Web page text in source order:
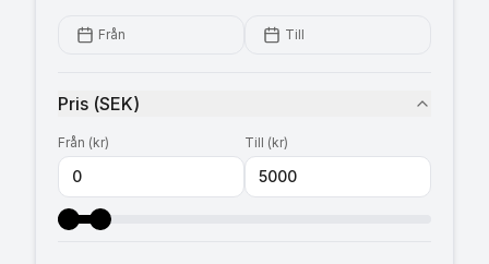
Från Till
Pris (SEK)
Från (kr) Till (kr)